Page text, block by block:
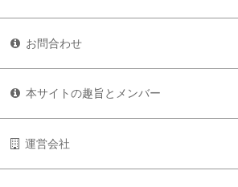
お問合わせ
本サイトの趣旨とメンバー
運営会社